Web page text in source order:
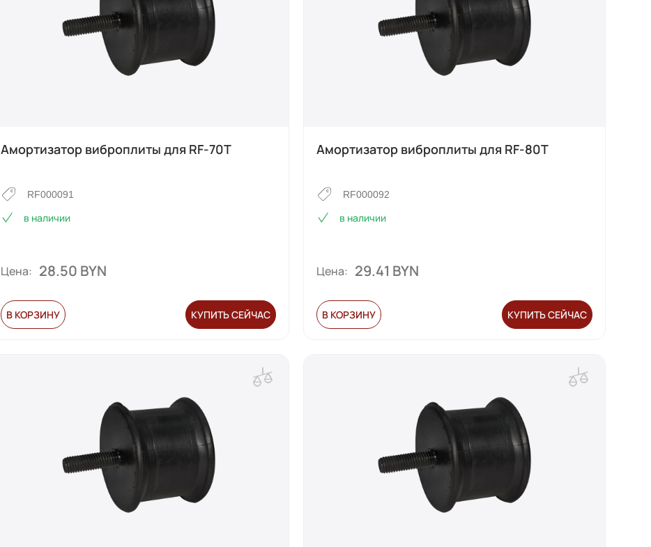
Амортизатор виброплиты для RF-70T
RF000091
в наличии
Цена: 28.50 BYN
В КОРЗИНУ КУПИТЬ СЕЙЧАС
Амортизатор виброплиты для RF-80T
RF000092
в наличии
Цена: 29.41 BYN
В КОРЗИНУ КУПИТЬ СЕЙЧАС